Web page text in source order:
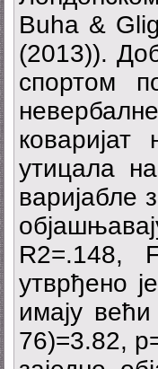
Buha &
(2013)).
спортом
коваријат
утицала
варијабле
R2=.148,
утврђено
имају
76)=3.82,